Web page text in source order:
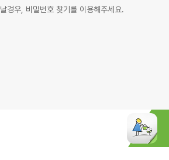
경우, 비밀번호 찾기를 이용해주세요.